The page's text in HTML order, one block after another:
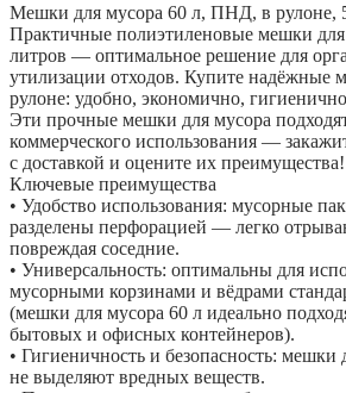
Мешки для мусора 60 л, ПНД, в рулоне,
Практичные полиэтиленовые мешки
литров — оптимальное решение для
утилизации отходов. Купите надёжные
рулоне: удобно, экономично,
Эти прочные мешки для мусора
коммерческого использования —
с доставкой и оцените их преимущества!
Ключевые преимущества
• Удобство использования: мусорные
разделены перфорацией — легко
повреждая соседние.
• Универсальность: оптимальны для
мусорными корзинами и вёдрами
(мешки для мусора 60 л идеально
бытовых и офисных контейнеров).
• Гигиеничность и безопасность: мешки
не выделяют вредных веществ.